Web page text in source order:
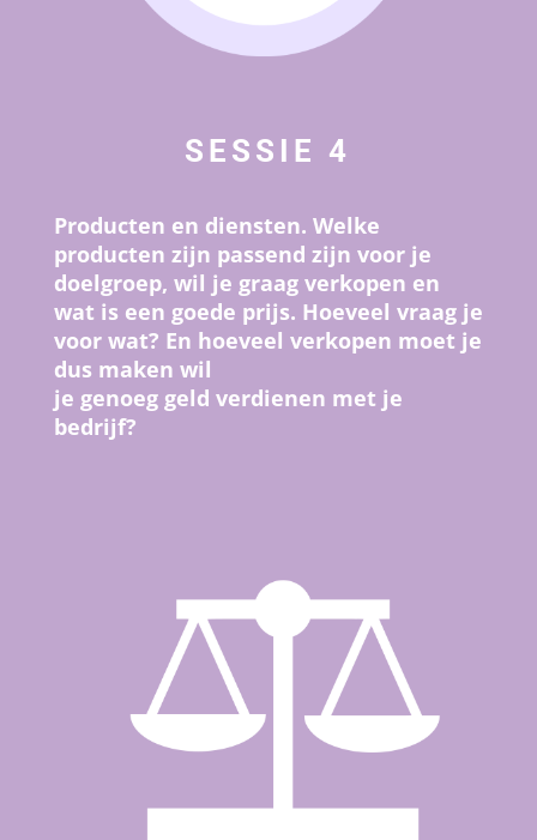
SESSIE 4
Producten en diensten. Welke
producten zijn passend zijn voor je
doelgroep, wil je graag verkopen en
wat is een goede prijs. Hoeveel vraag je
voor wat? En hoeveel verkopen moet je
dus maken wil
je genoeg geld verdienen met je
bedrijf?